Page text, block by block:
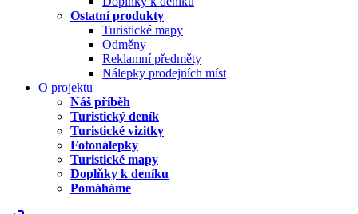
Ostatní produkty
Turistické mapy
Odměny
Reklamní předměty
Nálepky prodejních míst
O projektu
Náš příběh
Turistický deník
Turistické vizitky
Fotonálepky
Turistické mapy
Doplňky k deníku
Pomáháme